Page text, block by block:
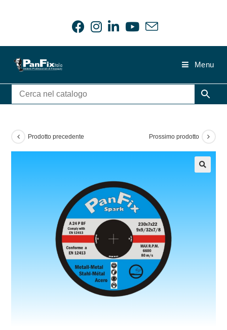
Menu
Prodotto precedente Prossimo prodotto